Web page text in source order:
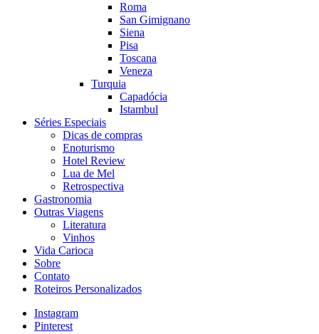
Roma
San Gimignano
Siena
Pisa
Toscana
Veneza
Turquia
Capadócia
Istambul
Séries Especiais
Dicas de compras
Enoturismo
Hotel Review
Lua de Mel
Retrospectiva
Gastronomia
Outras Viagens
Literatura
Vinhos
Vida Carioca
Sobre
Contato
Roteiros Personalizados
Instagram
Pinterest